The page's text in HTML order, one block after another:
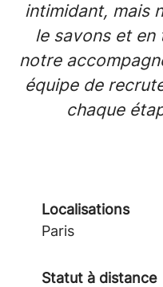
intimidant, mais
le savons et en
notre
équipe de
chaque
Localisations
Paris
Statut à distance